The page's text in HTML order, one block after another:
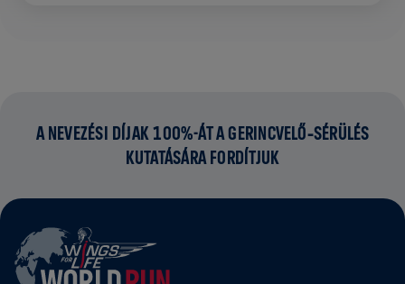
A NEVEZÉSI DÍJAK 100%-ÁT A GERINCVELŐ‑SÉRÜLÉS
KUTATÁSÁRA FORDÍTJUK